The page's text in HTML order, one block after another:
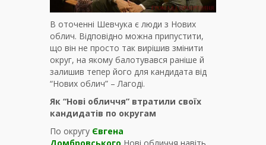
В оточенні Шевчука є люди з Нових
облич. Відповідно можна припустити,
що він не просто так вирішив змінити
округ, на якому балотувався раніше й
залишив тепер його для кандидата від
“Нових облич” – Лагоді.
Як “Нові обличчя” втратили своїх
кандидатів по округам
По округу Євгена